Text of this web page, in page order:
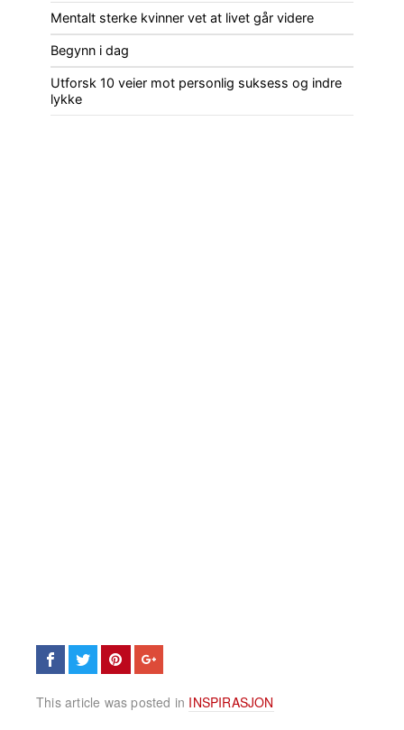
Mentalt sterke kvinner vet at livet går videre
Begynn i dag
Utforsk 10 veier mot personlig suksess og indre
lykke
This article was posted in INSPIRASJON